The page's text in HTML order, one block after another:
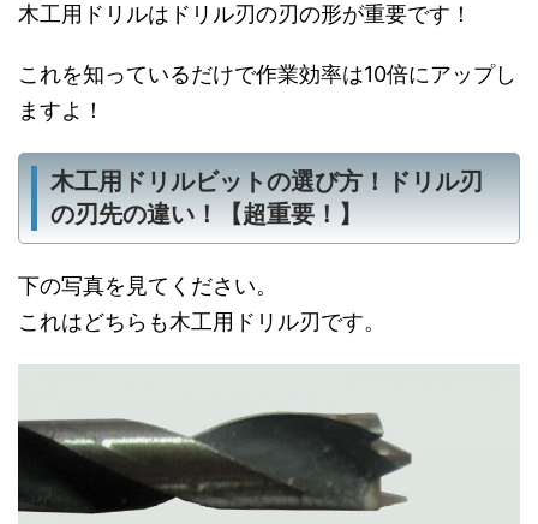
木工用ドリルはドリル刃の刃の形が重要です！
これを知っているだけで作業効率は10倍にアップし
ますよ！
木工用ドリルビットの選び方！ドリル刃
の刃先の違い！【超重要！】
下の写真を見てください。
これはどちらも木工用ドリル刃です。